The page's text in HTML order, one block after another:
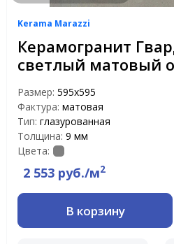
Kerama Marazzi
Керамогранит
светлый матовый
Размер: 595х595
Фактура: матовая
Тип: глазурованная
Толщина: 9 мм
Цвета:
2 553 руб./м2
В корзину